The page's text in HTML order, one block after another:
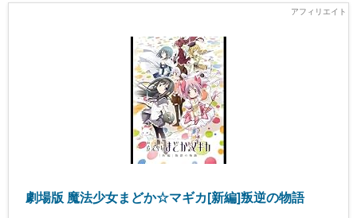
劇場版 魔法少女まどか☆マギカ[新編]叛逆の物語